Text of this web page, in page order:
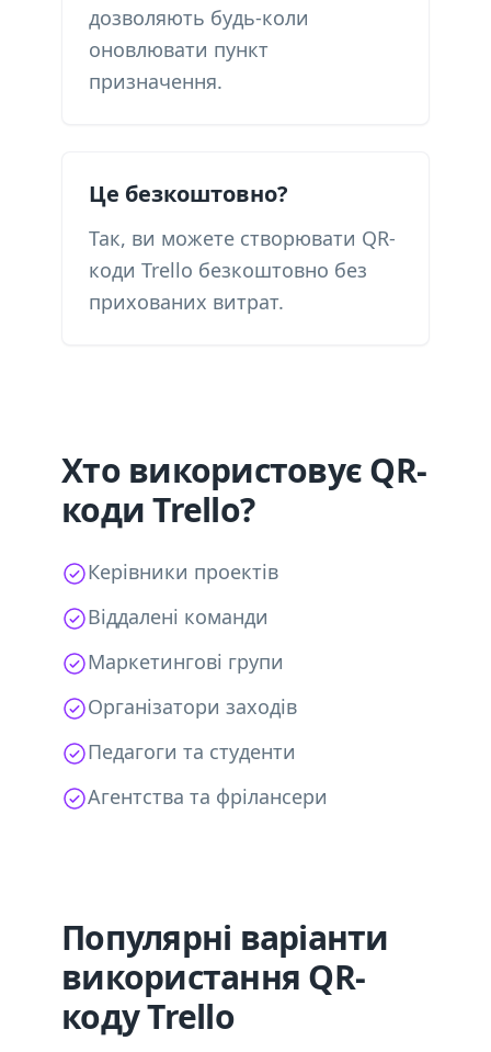
дозволяють будь-коли
оновлювати пункт
призначення.
Це безкоштовно?
Так, ви можете створювати QR-
коди Trello безкоштовно без
прихованих витрат.
Хто використовує QR-
коди Trello?
Керівники проектів
Віддалені команди
Маркетингові групи
Організатори заходів
Педагоги та студенти
Агентства та фрілансери
Популярні варіанти
використання QR-
коду Trello